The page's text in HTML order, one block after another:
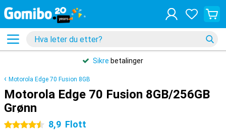
Sikre betalinger
Motorola Edge 70 Fusion 8GB
Motorola Edge 70 Fusion 8GB/256GB
Grønn
4.5 stjerner 8,9 Flott